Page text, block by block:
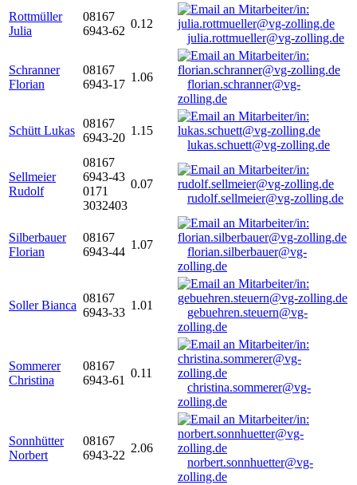
Rottmüller
Julia
08167
6943-62
0.12
julia.rottmueller@vg-zolling.de
Schranner
Florian
08167
6943-17
1.06
florian.schranner@vg-
zolling.de
Schütt Lukas
08167
6943-20
1.15
lukas.schuett@vg-zolling.de
Sellmeier
Rudolf
08167
6943-43
0171
3032403
0.07
rudolf.sellmeier@vg-zolling.de
Silberbauer
Florian
08167
6943-44
1.07
florian.silberbauer@vg-
zolling.de
Soller Bianca
08167
6943-33
1.01
gebuehren.steuern@vg-
zolling.de
Sommerer
Christina
08167
6943-61
0.11
christina.sommerer@vg-
zolling.de
Sonnhütter
Norbert
08167
6943-22
2.06
norbert.sonnhuetter@vg-
zolling.de